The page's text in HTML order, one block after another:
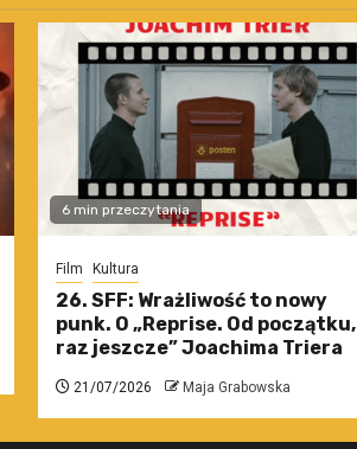
6 min przeczytania
Film Kultura
26. SFF: Wrażliwość to nowy
punk. O „Reprise. Od początku,
raz jeszcze” Joachima Triera
21/07/2026 Maja Grabowska